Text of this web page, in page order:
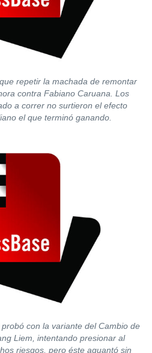
repetir la machada de remontar
contra Fabiano Caruana. Los
a correr no surtieron el efecto
el que terminó ganando.
con la variante del Cambio de
Liem, intentando presionar al
riesgos, pero éste aguantó sin